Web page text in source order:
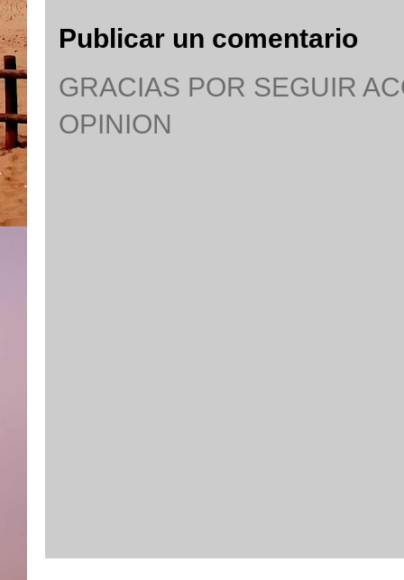
Publicar un comentario
GRACIAS POR SEGUIR
OPINION